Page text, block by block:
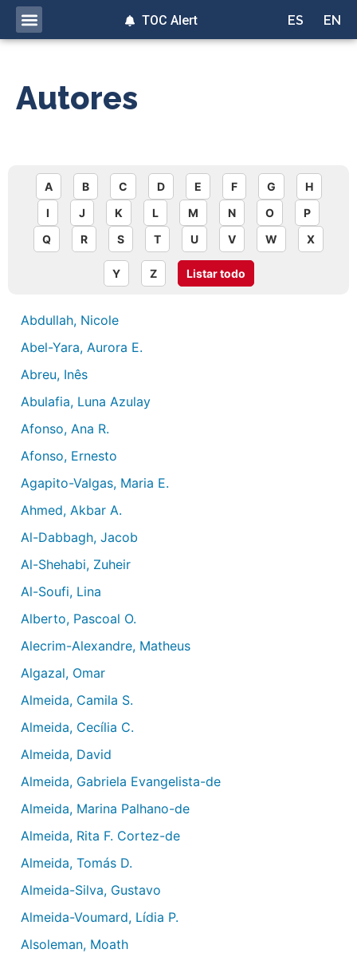
ES EN
TOC Alert
Autores
A B C D E F G
H
I
J K L M N O
P
Q
R S T U V W X
Y Z Listar todo
Abdullah, Nicole
Abel-Yara, Aurora E.
Abreu, Inês
Abulafia, Luna Azulay
Afonso, Ana R.
Afonso, Ernesto
Agapito-Valgas, Maria E.
Ahmed, Akbar A.
Al-Dabbagh, Jacob
Al-Shehabi, Zuheir
Al-Soufi, Lina
Alberto, Pascoal O.
Alecrim-Alexandre, Matheus
Algazal, Omar
Almeida, Camila S.
Almeida, Cecília C.
Almeida, David
Almeida, Gabriela Evangelista-de
Almeida, Marina Palhano-de
Almeida, Rita F. Cortez-de
Almeida, Tomás D.
Almeida-Silva, Gustavo
Almeida-Voumard, Lídia P.
Alsoleman, Moath